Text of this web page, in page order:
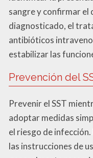
sangre y confirmar el
diagnosticado, el
antibióticos
estabilizar las
Prevención del
Prevenir el SST
adoptar medidas
el riesgo de
las instrucciones de